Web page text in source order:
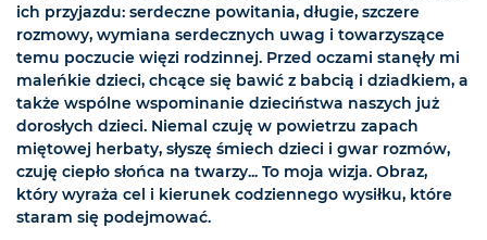
ich przyjazdu: serdeczne powitania, długie, szczere
rozmowy, wymiana serdecznych uwag i towarzyszące
temu poczucie więzi rodzinnej. Przed oczami stanęły mi
maleńkie dzieci, chcące się bawić z babcią i dziadkiem, a
także wspólne wspominanie dzieciństwa naszych już
dorosłych dzieci. Niemal czuję w powietrzu zapach
miętowej herbaty, słyszę śmiech dzieci i gwar rozmów,
czuję ciepło słońca na twarzy... To moja wizja. Obraz,
który wyraża cel i kierunek codziennego wysiłku, które
staram się podejmować.